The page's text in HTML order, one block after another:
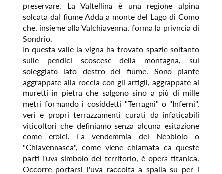
preservare. La Valtellina è una regione alpina
solcata dal fiume Adda a monte del Lago di Como
che, insieme alla Valchiavenna, forma la privncia di
Sondrio.
In questa valle la vigna ha trovato spazio soltanto
sulle pendici scoscese della montagna, sul
soleggiato lato destro del fiume. Sono piante
aggrappate alla roccia con gli artigli, aggrappate ai
muretti in pietra che salgono sino a più di mille
metri formando i cosiddetti "Terragni" o "Inferni",
veri e propri terrazzamenti curati da infaticabili
viticoltori che definiamo senza alcuna esitazione
come eroici. La vendemmia del Nebbiolo o
"Chiavennasca", come viene chiamata da queste
parti l'uva simbolo del territorio, è opera titanica.
Occorre portarsi l'uva raccolta a spalla su per i